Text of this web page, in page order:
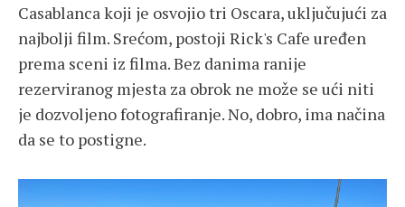
Casablanca koji je osvojio tri Oscara, uključujući za
najbolji film. Srećom, postoji Rick's Cafe uređen
prema sceni iz filma. Bez danima ranije
rezerviranog mjesta za obrok ne može se ući niti
je dozvoljeno fotografiranje. No, dobro, ima načina
da se to postigne.